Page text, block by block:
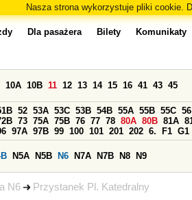
Nasza strona wykorzystuje pliki cookie.
N6 Przystanek Pl. Katedralny
Dla pasażera Bilety Komunikaty
10A 10B 11 12 13 14 15 16 41 43 45
52 53A 53C 53B 54B 55A 55B 55C 56
73 75A 75B 76 77 78 80A 80B 81A
97A 97B 99 100 101 201 202 6. F1 G1
N5A N5B N6 N7A N7B N8 N9